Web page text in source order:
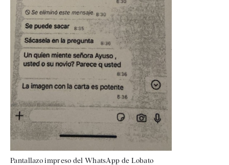
Pantallazo impreso del WhatsApp de Lobato